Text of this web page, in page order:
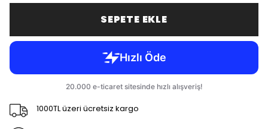
SEPETE EKLE
1000TL üzeri ücretsiz kargo